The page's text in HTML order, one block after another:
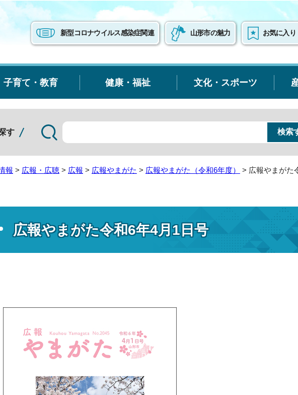
新型コロナウイルス感染症関連 山形市の魅力 お気に入り
子育て・教育 健康・福祉 文化・スポーツ
す
報 > 広報・広聴 > 広報 > 広報やまがた > 広報やまがた（令和6年度） > 広報やまがた
広報やまがた令和6年4月1日号